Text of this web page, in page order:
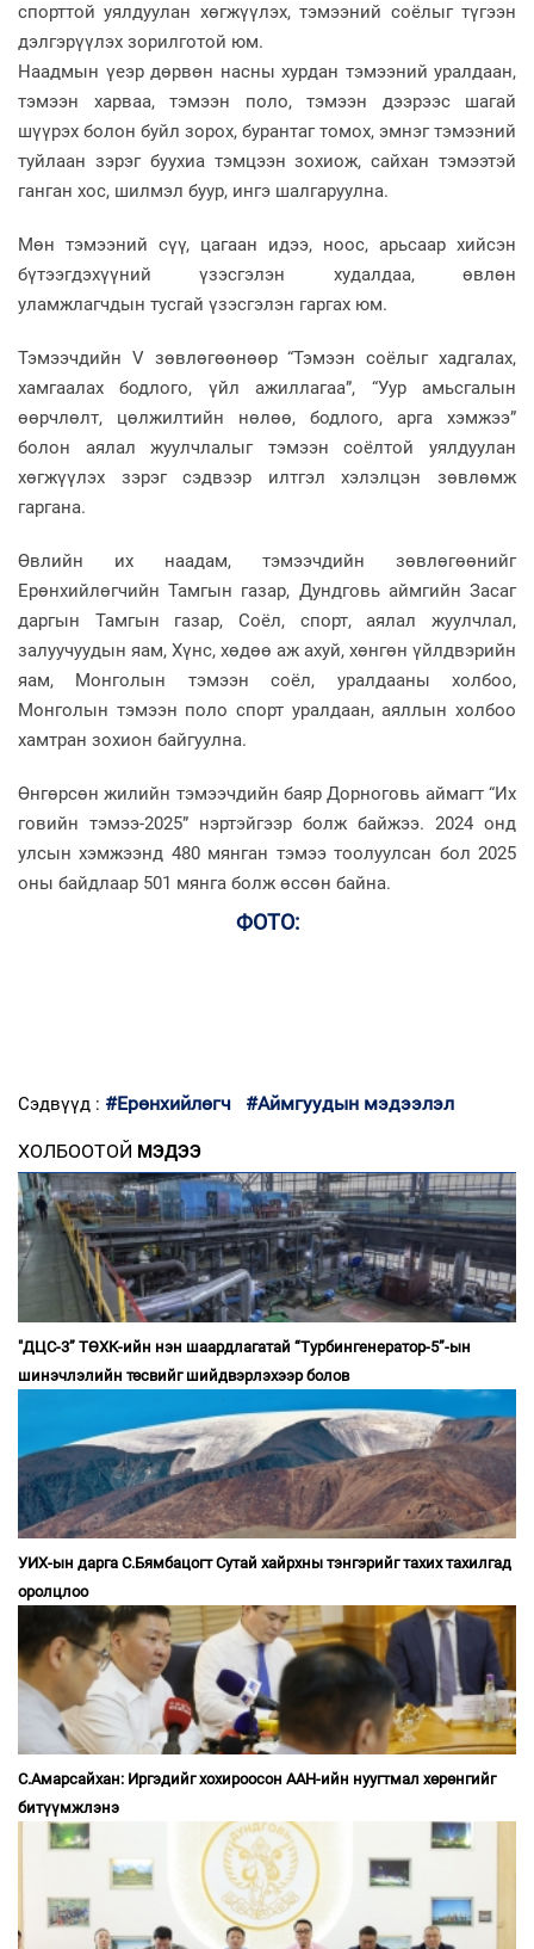
спорттой уялдуулан хөгжүүлэх, тэмээний соёлыг түгээн
дэлгэрүүлэх зорилготой юм.
Наадмын үеэр дөрвөн насны хурдан тэмээний уралдаан,
тэмээн харваа, тэмээн поло, тэмээн дээрээс шагай
шүүрэх болон буйл зорох, бурантаг томох, эмнэг тэмээний
туйлаан зэрэг буухиа тэмцээн зохиож, сайхан тэмээтэй
ганган хос, шилмэл буур, ингэ шалгаруулна.
Мөн тэмээний сүү, цагаан идээ, ноос, арьсаар хийсэн
бүтээгдэхүүний үзэсгэлэн худалдаа, өвлөн
уламжлагчдын тусгай үзэсгэлэн гаргах юм.
Тэмээчдийн V зөвлөгөөнөөр “Тэмээн соёлыг хадгалах,
хамгаалах бодлого, үйл ажиллагаа”, “Уур амьсгалын
өөрчлөлт, цөлжилтийн нөлөө, бодлого, арга хэмжээ”
болон аялал жуулчлалыг тэмээн соёлтой уялдуулан
хөгжүүлэх зэрэг сэдвээр илтгэл хэлэлцэн зөвлөмж
гаргана.
Өвлийн их наадам, тэмээчдийн зөвлөгөөнийг
Ерөнхийлөгчийн Тамгын газар, Дундговь аймгийн Засаг
даргын Тамгын газар, Соёл, спорт, аялал жуулчлал,
залуучуудын яам, Хүнс, хөдөө аж ахуй, хөнгөн үйлдвэрийн
яам, Монголын тэмээн соёл, уралдааны холбоо,
Монголын тэмээн поло спорт уралдаан, аяллын холбоо
хамтран зохион байгуулна.
Өнгөрсөн жилийн тэмээчдийн баяр Дорноговь аймагт “Их
говийн тэмээ-2025” нэртэйгээр болж байжээ. 2024 онд
улсын хэмжээнд 480 мянган тэмээ тоолуулсан бол 2025
оны байдлаар 501 мянга болж өссөн байна.
ФОТО:
Сэдвүүд : #Ерөнхийлөгч #Аймгуудын мэдээлэл
ХОЛБООТОЙ МЭДЭЭ
"ДЦС-3” ТӨХК-ийн нэн шаардлагатай “Турбингенератор-5”-ын
шинэчлэлийн төсвийг шийдвэрлэхээр болов
УИХ-ын дарга С.Бямбацогт Сутай хайрхны тэнгэрийг тахих тахилгад
оролцлоо
С.Амарсайхан: Иргэдийг хохироосон ААН-ийн нуугтмал хөрөнгийг
битүүмжлэнэ